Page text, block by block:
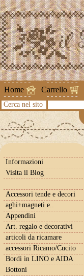
Home Carrello
Cerca nel sito
Informazioni
Visita il Blog
Accessori tende e decori
aghi+magneti e..
Appendini
Art. regalo e decorativi
articoli da ricamare
accessori Ricamo/Cucito
Bordi in LINO e AIDA
Bottoni